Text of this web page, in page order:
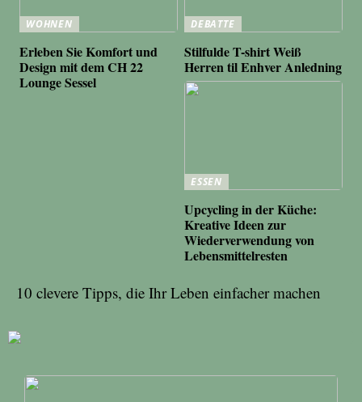
WOHNEN
Erleben Sie Komfort und
Design mit dem CH 22
Lounge Sessel
DEBATTE
Stilfulde T-shirt Weiß
Herren til Enhver Anledning
ESSEN
Upcycling in der Küche:
Kreative Ideen zur
Wiederverwendung von
Lebensmittelresten
10 clevere Tipps, die Ihr Leben einfacher machen